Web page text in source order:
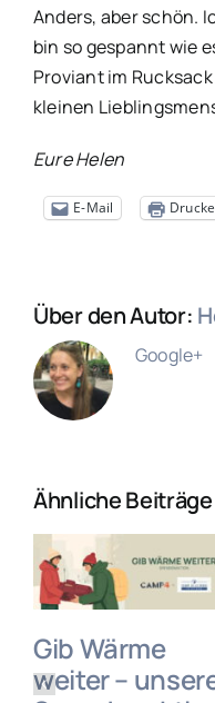
Anders, aber schön.
bin so gespannt wie
Proviant im
kleinen
Eure Helen
E-Mail
Über den Autor:
Google+
Ähnliche Beiträge
Gib Wärme
weiter –